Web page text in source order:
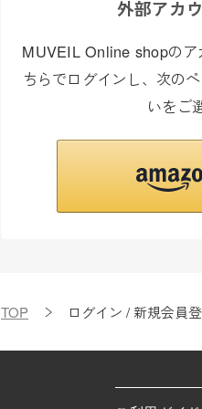
外部アカ
MUVEIL Online shopのア
ちらでログインし、次の
いをご
TOP ログイン / 新規会員